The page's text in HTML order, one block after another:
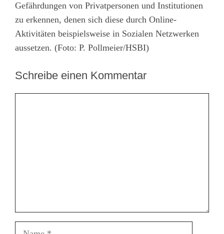
Gefährdungen von Privatpersonen und Institutionen
zu erkennen, denen sich diese durch Online-
Aktivitäten beispielsweise in Sozialen Netzwerken
aussetzen. (Foto: P. Pollmeier/HSBI)
Schreibe einen Kommentar
Name